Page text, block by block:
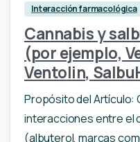
Interacción farmacológica
Cannabis y
(por ejemplo,
Ventolin,
Propósito del Artículo:
interacciones entre el
(albuterol, marcas